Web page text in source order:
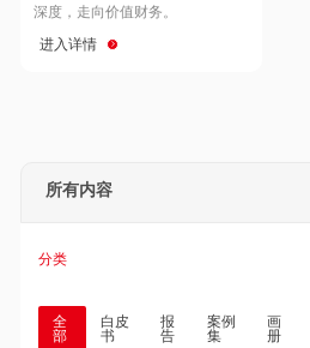
深度，走向价值财务。
进入详情
所有内容
分类
全
部
白皮
书
报
告
案例
集
画
册